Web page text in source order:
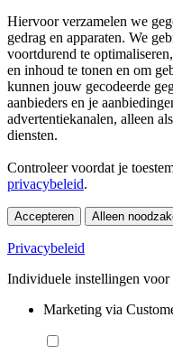
Hiervoor verzamelen we
gedrag en apparaten. We
voortdurend te
en inhoud te tonen en om
kunnen jouw gecodeerde
aanbieders en je
advertentiekanalen, alleen
diensten.
Controleer voordat je
privacybeleid.
Accepteren Alleen
Privacybeleid
Individuele instellingen voor
Marketing via